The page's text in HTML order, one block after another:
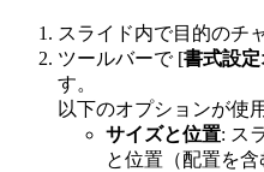
スライド内で目的のチ
ツールバーで [書式設
す。
以下のオプションが使
サイズと位置: ス
と位置（配置を含